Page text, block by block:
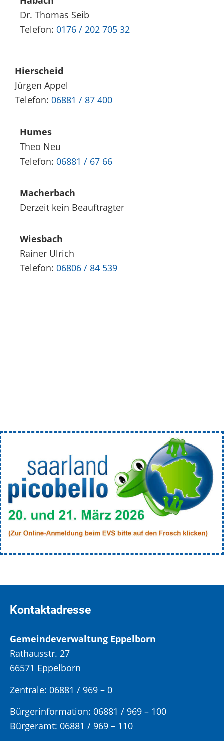
Dr. Thomas Seib
Telefon: 0176 / 202 705 32
Hierscheid
Jürgen Appel
Telefon: 06881 / 87 400
Humes
Theo Neu
Telefon: 06881 / 67 66
Macherbach
Derzeit kein Beauftragter
Wiesbach
Rainer Ulrich
Telefon: 06806 / 84 539
Kontaktadresse
Gemeindeverwaltung Eppelborn
Rathausstr. 27
66571 Eppelborn
Zentrale: 06881 / 969 – 0
Bürgerinformation: 06881 / 969 – 100
Bürgeramt: 06881 / 969 – 110